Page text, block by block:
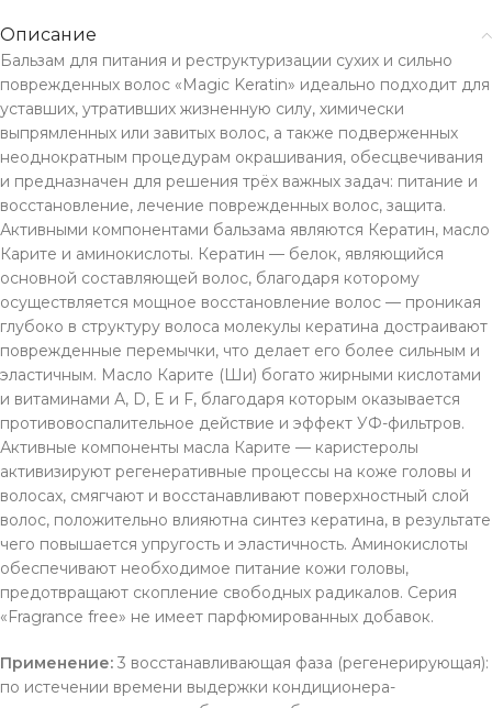
Описание
Бальзам для питания и реструктуризации сухих и сильно
поврежденных волос «Magic Keratin» идеально подходит для
уставших, утративших жизненную силу, химически
выпрямленных или завитых волос, а также подверженных
неоднократным процедурам окрашивания, обесцвечивания
и предназначен для решения трёх важных задач: питание и
восстановление, лечение поврежденных волос, защита.
Активными компонентами бальзама являются Кератин, масло
Карите и аминокислоты. Кератин — белок, являющийся
основной составляющей волос, благодаря которому
осуществляется мощное восстановление волос — проникая
глубоко в структуру волоса молекулы кератина достраивают
поврежденные перемычки, что делает его более сильным и
эластичным. Масло Карите (Ши) богато жирными кислотами
и витаминами А, D, E и F, благодаря которым оказывается
противовоспалительное действие и эффект УФ-фильтров.
Активные компоненты масла Карите — каристеролы
активизируют регенеративные процессы на коже головы и
волосах, смягчают и восстанавливают поверхностный слой
волос, положительно влияютна синтез кератина, в результате
чего повышается упругость и эластичность. Аминокислоты
обеспечивают необходимое питание кожи головы,
предотвращают скопление свободных радикалов. Серия
«Fragrance free» не имеет парфюмированных добавок.
Применение: 3 восстанавливающая фаза (регенерирующая):
по истечении времени выдержки кондиционера-